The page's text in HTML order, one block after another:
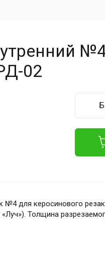
02
№4 для керосинового
Толщина